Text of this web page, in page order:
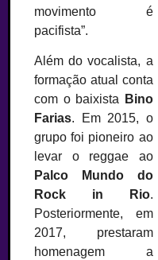
movimento é
pacifista”.
Além do vocalista, a
formação atual conta
com o baixista
Bino
Farias. Em 2015, o
grupo foi pioneiro ao
levar o reggae ao
Palco Mundo do
Rock in Rio.
Posteriormente, em
2017, prestaram
homenagem a